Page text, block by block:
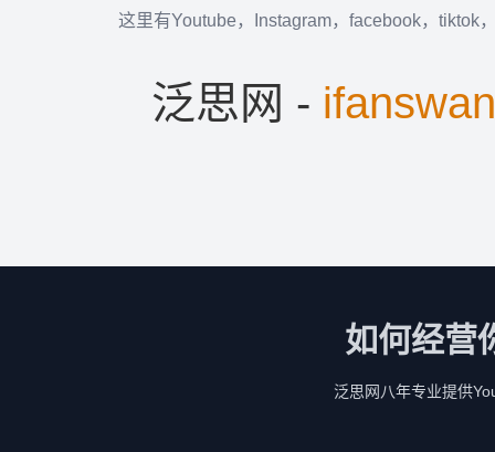
这里有Youtube，Instagram，facebook，tiktok
泛思网 -
如何经营
泛思网八年专业提供